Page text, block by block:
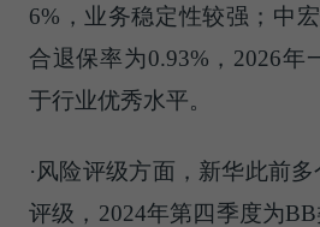
6%，业务稳定性较强；中
合退保率为0.93%，2026年
于行业优秀水平。
·风险评级方面，新华此前
评级，2024年第四季度为